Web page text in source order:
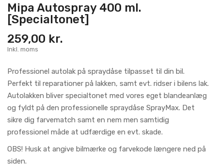
Mipa Autospray 400 ml.
[Specialtonet]
259,00 kr.
Inkl. moms
Professionel autolak på spraydåse tilpasset til din bil.
Perfekt til reparationer på lakken, samt evt. ridser i bilens lak.
Autolakken bliver specialtonet med vores eget blandeanlæg
og fyldt på den professionelle spraydåse SprayMax. Det
sikre dig farvematch samt en nem men samtidig
professionel måde at udfærdige en evt. skade.
OBS! Husk at angive bilmærke og farvekode længere ned på
siden.